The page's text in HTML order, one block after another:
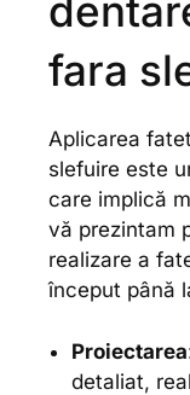
fara
Aplicarea
slefuire este
care implică
vă prezintam
realizare a
început până
Proiectarea
detaliat,